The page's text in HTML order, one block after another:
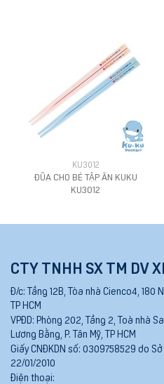
KU3012
ĐŨA CHO BÉ TẬP ĂN KUKU
KU3012
CTY TNHH SX TM DV
Đ/c:Tầng 12B, Tòa nhà Cienco4, 180
TP HCM
VPĐD: Phòng 202, Tầng 2, Toà nhà
Lương Bằng, P. Tân Mỹ, TP HCM
Giấy CNĐKDN số: 0309758529 do Sở
22/01/2010
Điện thoại: